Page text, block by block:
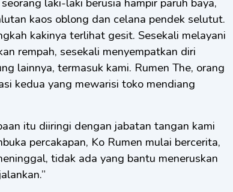
kaos oblong dan celana pendek selutut.
kakinya terlihat gesit. Sesekali melayani
rempah, sesekali menyempatkan diri
lainnya, termasuk kami. Rumen The, orang
kedua yang mewarisi toko mendiang
itu diiringi dengan jabatan tangan kami
percakapan, Ko Rumen mulai bercerita,
tidak ada yang bantu meneruskan